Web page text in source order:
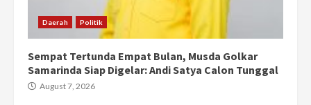
Daerah Politik
Sempat Tertunda Empat Bulan, Musda Golkar
Samarinda Siap Digelar: Andi Satya Calon Tunggal
August 7, 2026